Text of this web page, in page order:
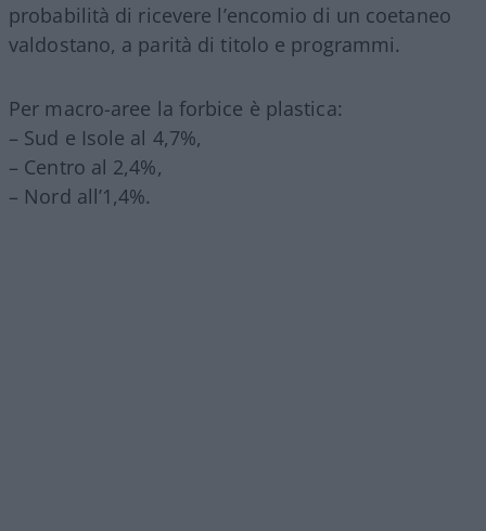
probabilità di ricevere l’encomio di un coetaneo
valdostano, a parità di titolo e programmi.
Per macro-aree la forbice è plastica:
– Sud e Isole al 4,7%,
– Centro al 2,4%,
– Nord all’1,4%.